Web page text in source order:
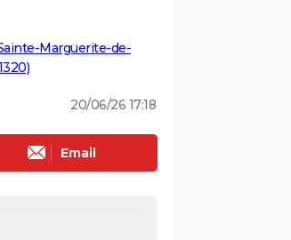
Marguerite-de-
20/06/26 17:18
Email